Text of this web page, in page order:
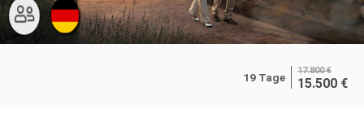
19 Tage
17.800 €
15.500 €